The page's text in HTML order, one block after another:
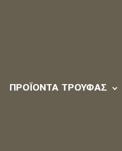
ΠΡΟΪΌΝΤΑ ΤΡΟΎΦΑΣ